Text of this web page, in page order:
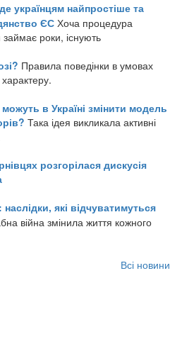
українцям найпростіше та
ЄС Хоча процедура
роки, існують
Правила поведінки в умовах
в Україні змінити модель
Така ідея викликала активні
розгорілася дискусія
наслідки, які відчуватимуться
війна змінила життя кожного
Всі новини